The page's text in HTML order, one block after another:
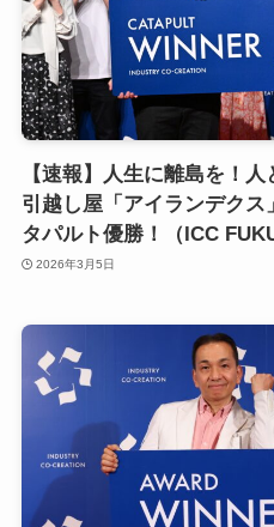
【速報】人生に離島を！
引越し屋「アイランデク
タパルト優勝！（ICC
2026年3月5日